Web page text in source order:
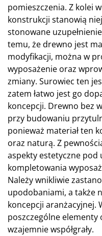
pomieszczenia. Z kolei
konstrukcji stanowią
stonowane
temu, że drewno jest
modyfikacji, można w
wyposażenie oraz
zmiany. Surowiec ten
zatem łatwo jest go
koncepcji. Drewno bez
przy budowaniu
ponieważ materiał ten
oraz naturą. Z
aspekty estetyczne pod
kompletowania
Należy wnikliwie
upodobaniami, a także
koncepcji aranżacyjnej.
poszczególne elementy
wzajemnie współgrały.